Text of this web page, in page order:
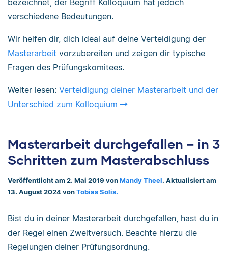
bezeichnet, der Begriff Kolloquium hat jedoch
verschiedene Bedeutungen.
Wir helfen dir, dich ideal auf deine Verteidigung der
Masterarbeit vorzubereiten und zeigen dir typische
Fragen des Prüfungskomitees.
Weiter lesen: Verteidigung deiner Masterarbeit und der
Unterschied zum Kolloquium
Masterarbeit durchgefallen – in 3
Schritten zum Masterabschluss
Veröffentlicht am 2. Mai 2019 von Mandy Theel. Aktualisiert am
13. August 2024 von Tobias Solis.
Bist du in deiner Masterarbeit durchgefallen, hast du in
der Regel einen Zweitversuch. Beachte hierzu die
Regelungen deiner Prüfungsordnung.